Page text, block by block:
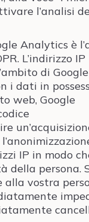
l’analisi
Analytics è
L’indirizzo IP
di Google
i dati in
web, Google
IP in modo
della persona.
vostra